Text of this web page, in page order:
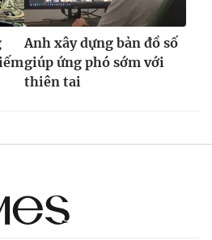
Anh xây dựng bản đồ số
giúp ứng phó sớm với
thiên tai